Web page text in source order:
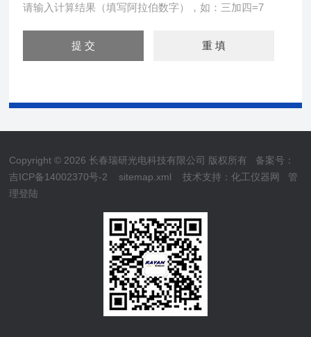
请输入计算结果（填写阿拉伯数字），如：三加四=7
Copyright © 2026 长春瑞研光电科技有限公司 版权所有 备案号：
吉ICP备14002370号-2
sitemap.xml 技术支持：化工仪器网
管
理登陆